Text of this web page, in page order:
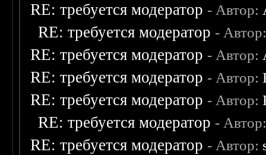
RE: требуется модератор - Автор:
RE: требуется модератор -
RE: требуется модератор - Автор:
RE: требуется модератор - Автор:
RE: требуется модератор - Автор:
RE: требуется модератор -
RE: требуется модератор - Автор: